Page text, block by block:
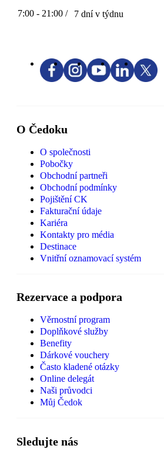
7:00 - 21:00 / 7 dní v týdnu
O Čedoku
O společnosti
Pobočky
Obchodní partneři
Obchodní podmínky
Pojištění CK
Fakturační údaje
Kariéra
Kontakty pro média
Destinace
Vnitřní oznamovací systém
Rezervace a podpora
Věrnostní program
Doplňkové služby
Benefity
Dárkové vouchery
Často kladené otázky
Online delegát
Naši průvodci
Můj Čedok
Sledujte nás